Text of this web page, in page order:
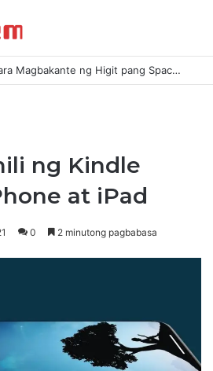
Mga Simpleng Tip para Magbakante ng Higit pang Space sa Iyong Mac
ng Kindle
at iPad
0 2 minutong pagbabasa